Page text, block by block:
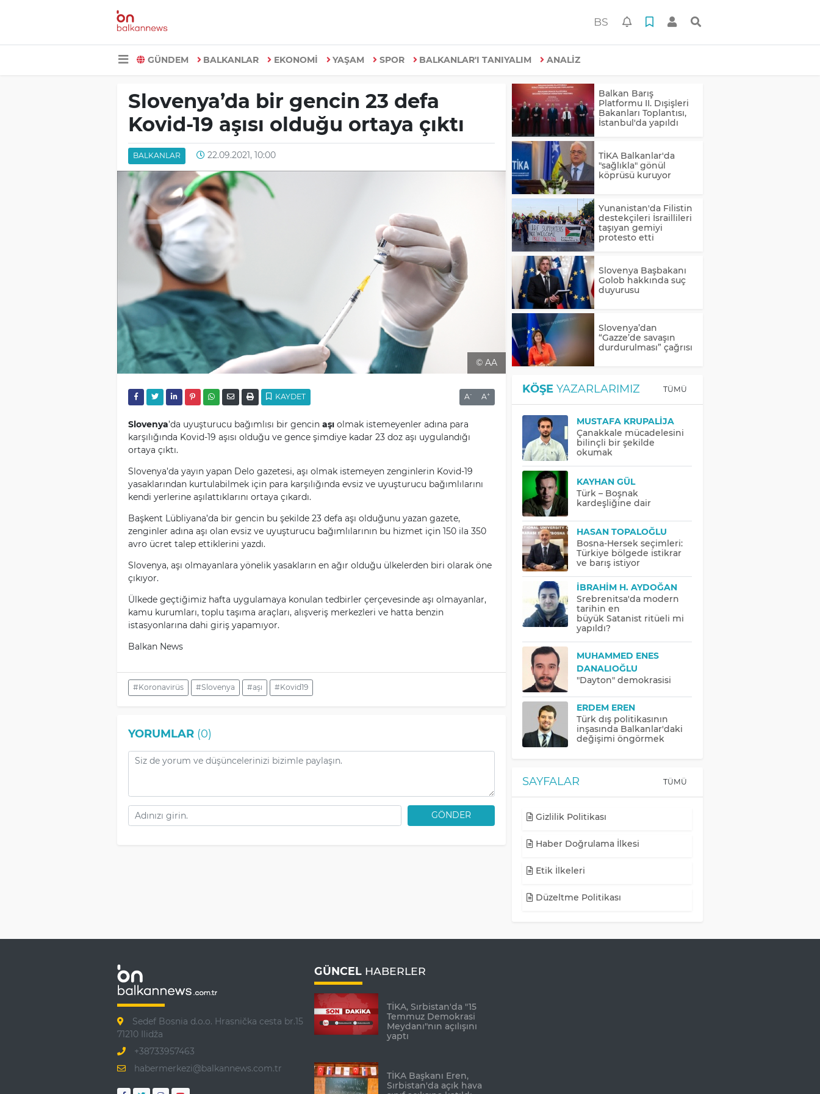
BS
GÜNDEM BALKANLAR EKONOMİ YAŞAM SPOR BALKANLAR'I TANIYALIM ANALİZ
Slovenya’da bir gencin 23 defa
Kovid-19 aşısı olduğu ortaya çıktı
BALKANLAR 22.09.2021, 10:00
© AA
KAYDET A- A+
Slovenya’da uyuşturucu bağımlısı bir gencin aşıolmak istemeyenler adına para
karşılığında Kovid-19 aşısı olduğu ve gence şimdiye kadar 23 doz aşı uygulandığı
ortaya çıktı.
Slovenya’da yayın yapan Delo gazetesi, aşı olmak istemeyen zenginlerin Kovid-19
yasaklarından kurtulabilmek için para karşılığında evsiz ve uyuşturucu bağımlılarını
kendi yerlerine aşılattıklarını ortaya çıkardı.
Başkent Lübliyana’da bir gencin bu şekilde 23 defa aşı olduğunu yazan gazete,
zenginler adına aşı olan evsiz ve uyuşturucu bağımlılarının bu hizmet için 150 ila 350
avro ücret talep ettiklerini yazdı.
Slovenya, aşı olmayanlara yönelik yasakların en ağır olduğu ülkelerden biri olarak öne
çıkıyor.
Ülkede geçtiğimiz hafta uygulamaya konulan tedbirler çerçevesinde aşı olmayanlar,
kamu kurumları, toplu taşıma araçları, alışveriş merkezleri ve hatta benzin
istasyonlarına dahi giriş yapamıyor.
Balkan News
#Koronavirüs #Slovenya #aşı #Kovid19
YORUMLAR(0)
GÖNDER
Balkan Barış
Platformu II. Dışişleri
Bakanları Toplantısı,
İstanbul'da yapıldı
TİKA Balkanlar'da
"sağlıkla" gönül
köprüsü kuruyor
Yunanistan'da Filistin
destekçileri İsraillileri
taşıyan gemiyi
protesto etti
Slovenya Başbakanı
Golob hakkında suç
duyurusu
Slovenya’dan
“Gazze’de savaşın
durdurulması” çağrısı
KÖŞE YAZARLARIMIZ TÜMÜ
MUSTAFA KRUPALIJA
Çanakkale mücadelesini
bilinçli bir şekilde
okumak
KAYHAN GÜL
Türk – Boşnak
kardeşliğine dair
HASAN TOPALOĞLU
Bosna-Hersek seçimleri:
Türkiye bölgede istikrar
ve barış istiyor
İBRAHIM H. AYDOĞAN
Srebrenitsa'da modern
tarihin en
büyük Satanist ritüeli mi
yapıldı?
MUHAMMED ENES
DANALIOĞLU
"Dayton" demokrasisi
ERDEM EREN
Türk dış politikasının
inşasında Balkanlar'daki
değişimi öngörmek
SAYFALAR TÜMÜ
Gizlilik Politikası
Haber Doğrulama İlkesi
Etik İlkeleri
Düzeltme Politikası
Sedef Bosnia d.o.o. Hrasnička cesta br.15
71210 Ilidža
+38733957463
habermerkezi@balkannews.com.tr
GÜNCEL HABERLER
TİKA, Sırbistan'da "15
Temmuz Demokrasi
Meydanı"nın açılışını
yaptı
TİKA Başkanı Eren,
Sırbistan'da açık hava